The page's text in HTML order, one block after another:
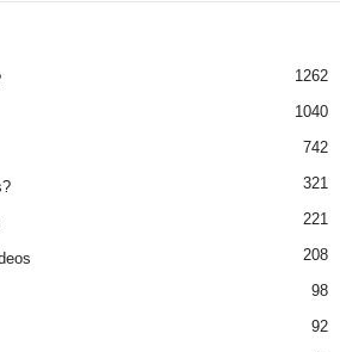
1262
1040
742
321
221
208
98
92